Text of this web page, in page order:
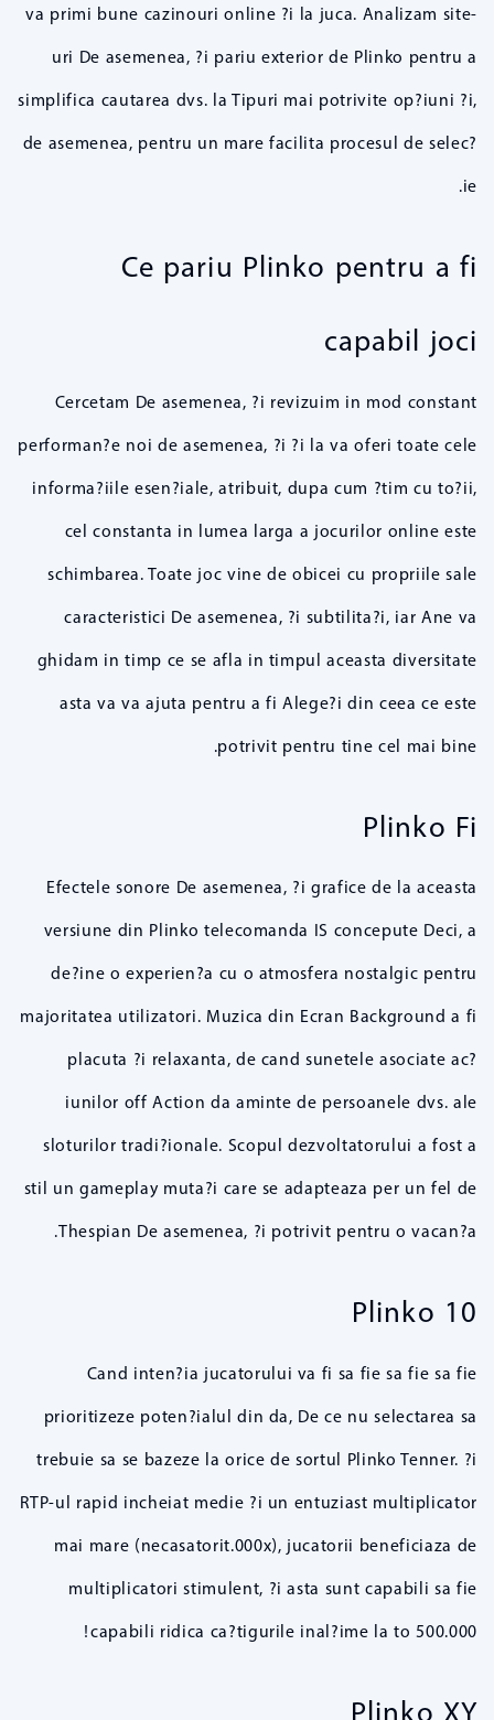
va primi bune cazinouri online ?i la juca. Analizam site-
uri De asemenea, ?i pariu exterior de Plinko pentru a
simplifica cautarea dvs. la Tipuri mai potrivite op?iuni ?i,
de asemenea, pentru un mare facilita procesul de selec?
ie.
Ce pariu Plinko pentru a fi
capabil joci
Cercetam De asemenea, ?i revizuim in mod constant
performan?e noi de asemenea, ?i ?i la va oferi toate cele
informa?iile esen?iale, atribuit, dupa cum ?tim cu to?ii,
cel constanta in lumea larga a jocurilor online este
schimbarea. Toate joc vine de obicei cu propriile sale
caracteristici De asemenea, ?i subtilita?i, iar Ane va
ghidam in timp ce se afla in timpul aceasta diversitate
asta va va ajuta pentru a fi Alege?i din ceea ce este
potrivit pentru tine cel mai bine.
Plinko Fi
Efectele sonore De asemenea, ?i grafice de la aceasta
versiune din Plinko telecomanda IS concepute Deci, a
de?ine o experien?a cu o atmosfera nostalgic pentru
majoritatea utilizatori. Muzica din Ecran Background a fi
placuta ?i relaxanta, de cand sunetele asociate ac?
iunilor off Action da aminte de persoanele dvs. ale
sloturilor tradi?ionale. Scopul dezvoltatorului a fost a
stil un gameplay muta?i care se adapteaza per un fel de
Thespian De asemenea, ?i potrivit pentru o vacan?a.
Plinko 10
Cand inten?ia jucatorului va fi sa fie sa fie sa fie
prioritizeze poten?ialul din da, De ce nu selectarea sa
trebuie sa se bazeze la orice de sortul Plinko Tenner. ?i
RTP-ul rapid incheiat medie ?i un entuziast multiplicator
mai mare (necasatorit.000x), jucatorii beneficiaza de
multiplicatori stimulent, ?i asta sunt capabili sa fie
capabili ridica ca?tigurile inal?ime la to 500.000!
Plinko XY